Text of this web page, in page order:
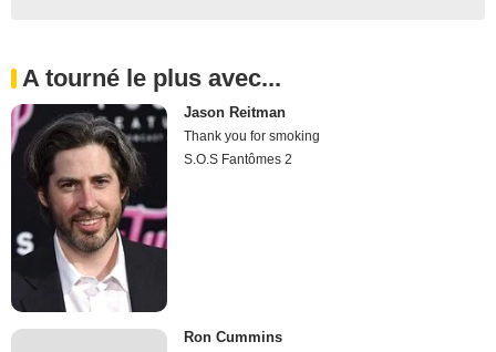
A tourné le plus avec...
Jason Reitman
Thank you for smoking
S.O.S Fantômes 2
Ron Cummins